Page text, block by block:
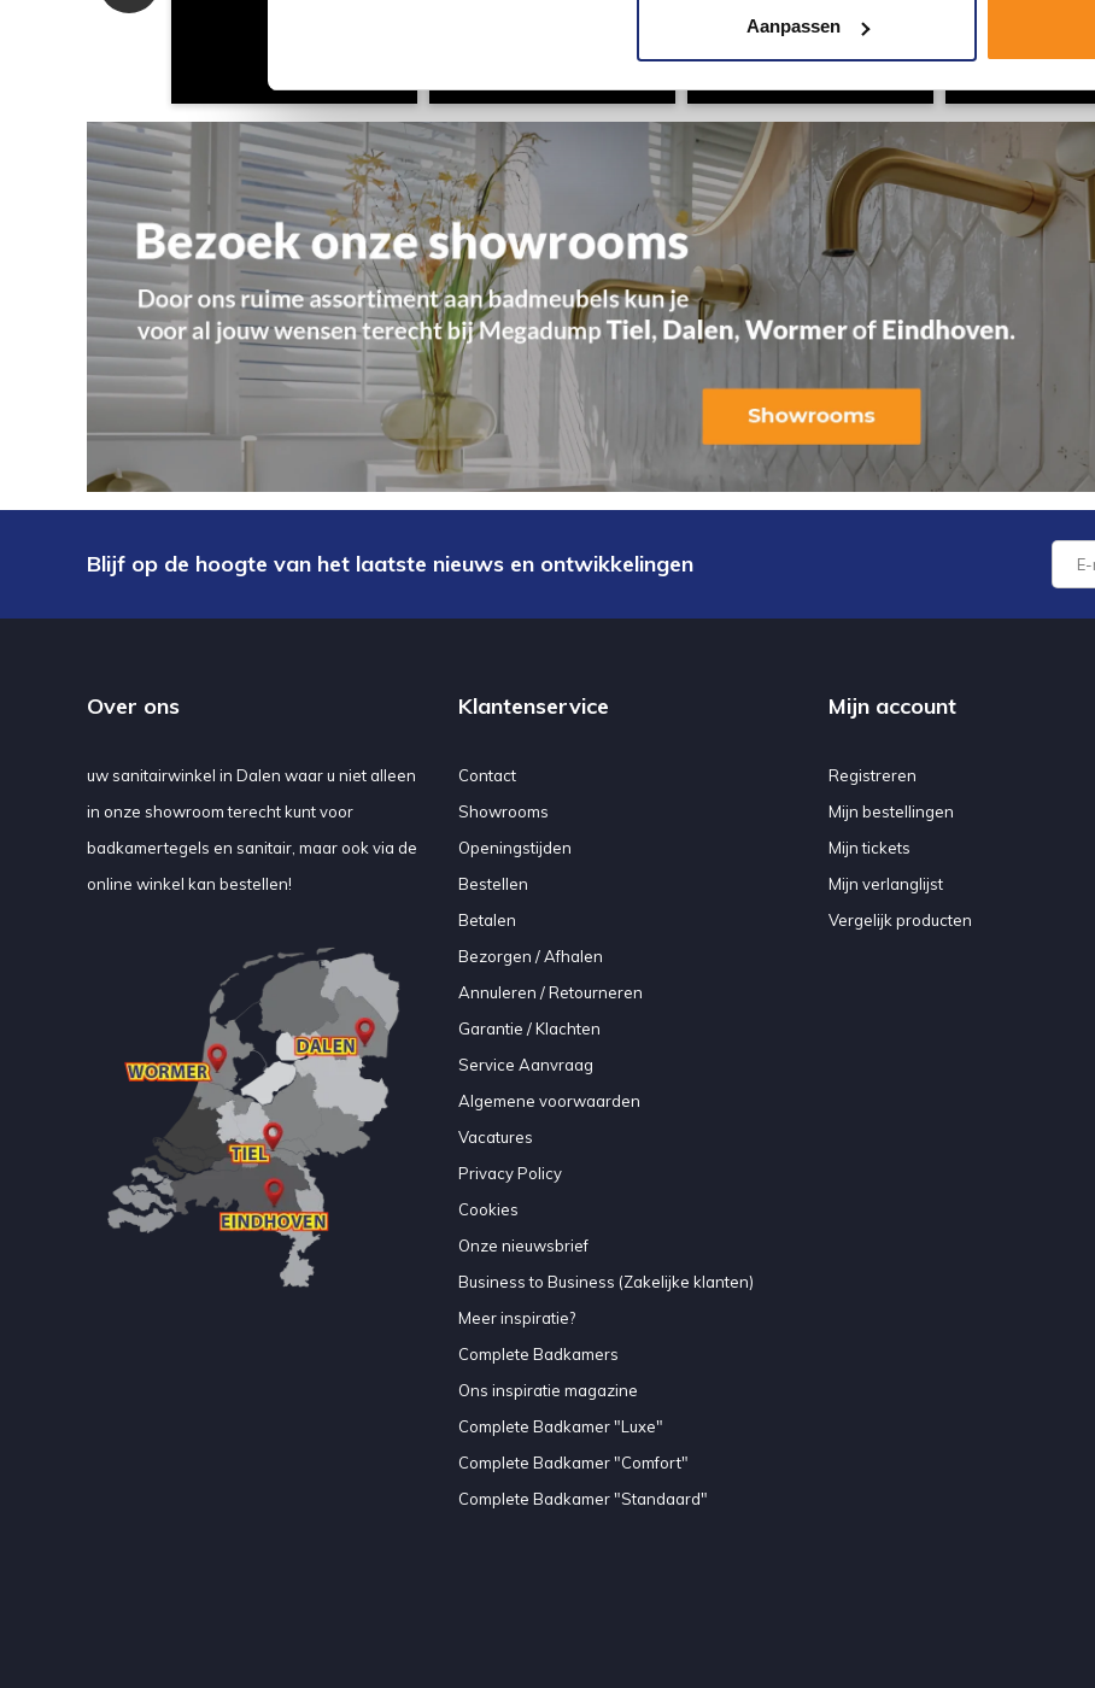
Aanpassen
Blijf op de hoogte van het laatste nieuws en ontwikkelingen
Over ons
uw sanitairwinkel in Dalen waar u niet alleen
in onze showroom terecht kunt voor
badkamertegels en sanitair, maar ook via de
online winkel kan bestellen!
Klantenservice
Contact
Showrooms
Openingstijden
Bestellen
Betalen
Bezorgen / Afhalen
Annuleren / Retourneren
Garantie / Klachten
Service Aanvraag
Algemene voorwaarden
Vacatures
Privacy Policy
Cookies
Onze nieuwsbrief
Business to Business (Zakelijke klanten)
Meer inspiratie?
Complete Badkamers
Ons inspiratie magazine
Complete Badkamer "Luxe"
Complete Badkamer "Comfort"
Complete Badkamer "Standaard"
Mijn account
Registreren
Mijn bestellingen
Mijn tickets
Mijn verlanglijst
Vergelijk producten